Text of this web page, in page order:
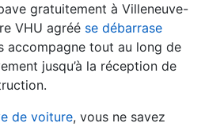
gratuitement à Villeneuve-
VHU agréé se débarrase
accompagne tout au long de
jusqu’à la réception de
de voiture, vous ne savez